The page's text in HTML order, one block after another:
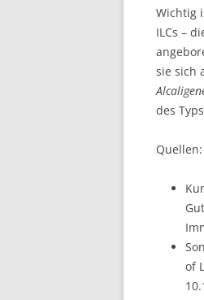
Wichtig
ILCs –
sie sich
des
Quellen:
of